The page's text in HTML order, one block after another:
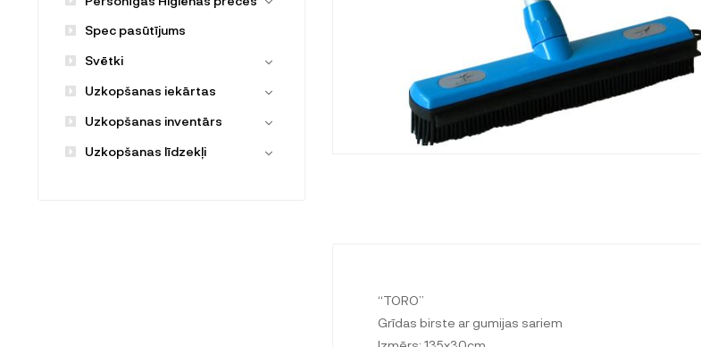
“TORO”
Grīdas birste ar gumijas sariem
Spec pasūtījums
Svētki
Uzkopšanas iekārtas
Uzkopšanas inventārs
Uzkopšanas līdzekļi